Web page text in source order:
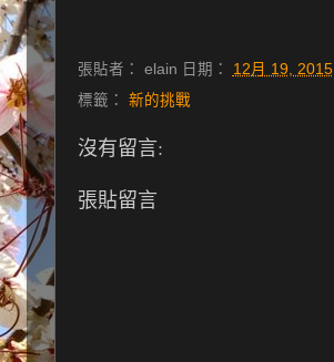
張貼者： elain 日期： 12月 19, 2015
標籤： 新的挑戰
沒有留言:
張貼留言